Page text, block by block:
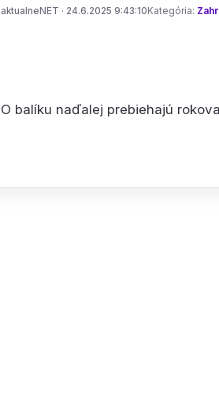
aktualneNET · 24.6.2025 9:43:10 Kategória:
O balíku naďalej prebiehajú